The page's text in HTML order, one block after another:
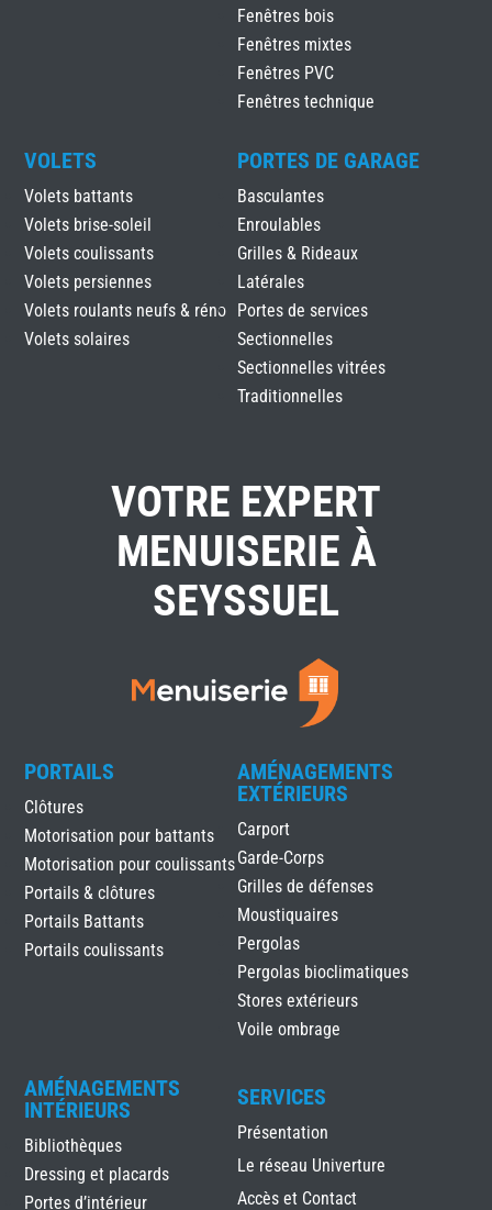
Fenêtres bois
Fenêtres mixtes
Fenêtres PVC
Fenêtres technique
VOLETS
Volets battants
Volets brise-soleil
Volets coulissants
Volets persiennes
Volets roulants neufs & réno
Volets solaires
PORTES DE GARAGE
Basculantes
Enroulables
Grilles & Rideaux
Latérales
Portes de services
Sectionnelles
Sectionnelles vitrées
Traditionnelles
VOTRE EXPERT
MENUISERIE À
SEYSSUEL
PORTAILS
Clôtures
Motorisation pour battants
Motorisation pour coulissants
Portails & clôtures
Portails Battants
Portails coulissants
AMÉNAGEMENTS
EXTÉRIEURS
Carport
Garde-Corps
Grilles de défenses
Moustiquaires
Pergolas
Pergolas bioclimatiques
Stores extérieurs
Voile ombrage
AMÉNAGEMENTS
INTÉRIEURS
Bibliothèques
Dressing et placards
Portes d’intérieur
SERVICES
Présentation
Le réseau Univerture
Accès et Contact